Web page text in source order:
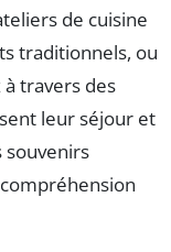
de cuisine
traditionnels, ou
travers des
leur séjour et
souvenirs